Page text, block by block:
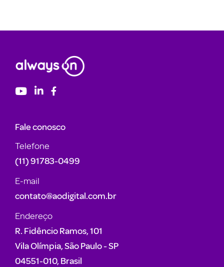
Fale conosco
Telefone
(11) 91783-0499
E-mail
contato@aodigital.com.br
Endereço
R. Fidêncio Ramos, 101
Vila Olímpia, São Paulo - SP
04551-010, Brasil